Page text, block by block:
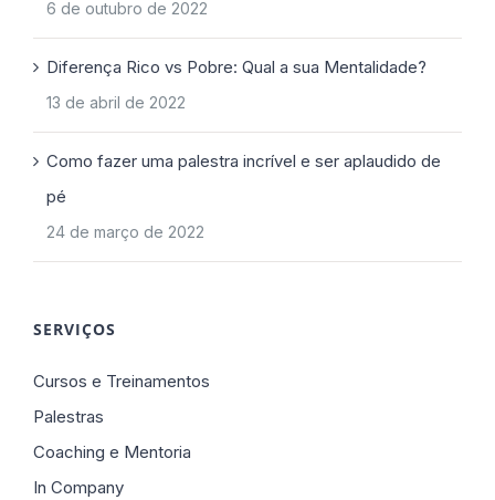
6 de outubro de 2022
Diferença Rico vs Pobre: Qual a sua Mentalidade?
13 de abril de 2022
Como fazer uma palestra incrível e ser aplaudido de
pé
24 de março de 2022
SERVIÇOS
Cursos e Treinamentos
Palestras
Coaching e Mentoria
In Company